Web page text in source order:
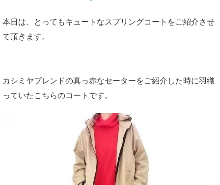
本日は、とってもキュートなスプリングコートをご紹介させ
て頂きます。
カシミヤブレンドの真っ赤なセーターをご紹介した時に羽織
っていたこちらのコートです。